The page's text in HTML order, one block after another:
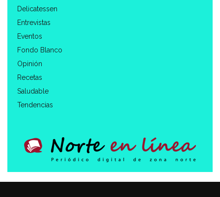
Delicatessen
Entrevistas
Eventos
Fondo Blanco
Opinión
Recetas
Saludable
Tendencias